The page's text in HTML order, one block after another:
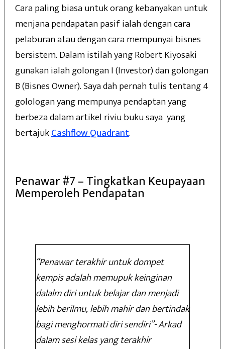
Cara paling biasa untuk orang kebanyakan untuk
menjana pendapatan pasif ialah dengan cara
pelaburan atau dengan cara mempunyai bisnes
bersistem. Dalam istilah yang Robert Kiyosaki
gunakan ialah golongan I (Investor) dan golongan
B (Bisnes Owner). Saya dah pernah tulis tentang 4
golologan yang mempunya pendaptan yang
berbeza dalam artikel riviu buku saya yang
bertajukCashflow Quadrant.
Penawar #7 – Tingkatkan Keupayaan
Memperoleh Pendapatan
“Penawar terakhir untuk dompet
kempis adalah memupuk keinginan
dalalm diri untuk belajar dan menjadi
lebih berilmu, lebih mahir dan bertindak
bagi menghormati diri sendiri”- Arkad
dalam sesi kelas yang terakhir